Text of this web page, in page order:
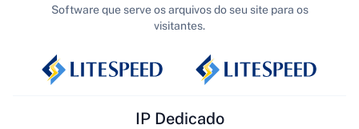
Software que serve os arquivos do seu site para os
visitantes.
IP Dedicado